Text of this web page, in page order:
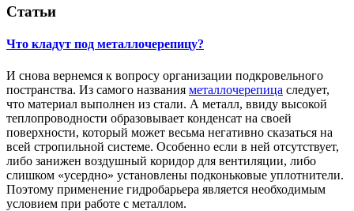
Статьи
Что кладут под металлочерепицу?
И снова вернемся к вопросу организации подкровельного
постранства. Из самого названия металлочерепица следует,
что материал выполнен из стали. А металл, ввиду высокой
теплопроводности образовывает конденсат на своей
поверхности, который может весьма негативно сказаться на
всей стропильной системе. Особенно если в ней отсутствует,
либо занижен воздушный коридор для вентиляции, либо
слишком «усердно» установлены подконьковые уплотнители.
Поэтому применение гидробарьера является необходимым
условием при работе с металлом.